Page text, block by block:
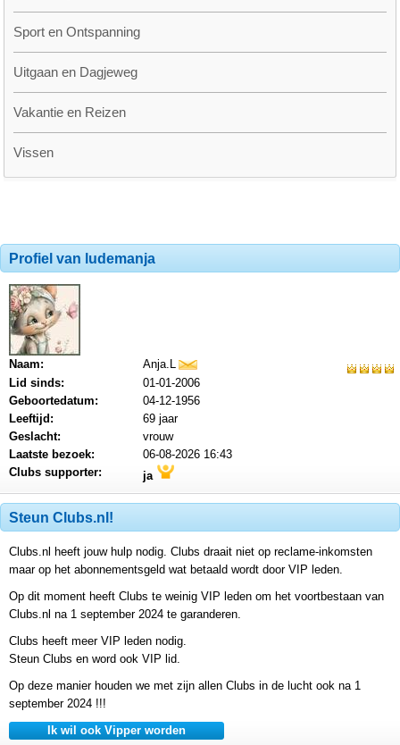
Sport en Ontspanning
Uitgaan en Dagjeweg
Vakantie en Reizen
Vissen
Profiel van ludemanja
Naam: Anja.L
Lid sinds:
01-01-2006
Geboortedatum:
04-12-1956
Leeftijd:
69 jaar
Geslacht:
vrouw
Laatste bezoek:
06-08-2026 16:43
Clubs supporter:
ja
Steun Clubs.nl!
Clubs.nl heeft jouw hulp nodig. Clubs draait niet op reclame-inkomsten
maar op het abonnementsgeld wat betaald wordt door VIP leden.
Op dit moment heeft Clubs te weinig VIP leden om het voortbestaan van
Clubs.nl na 1 september 2024 te garanderen.
Clubs heeft meer VIP leden nodig.
Steun Clubs en word ook VIP lid.
Op deze manier houden we met zijn allen Clubs in de lucht ook na 1
september 2024 !!!